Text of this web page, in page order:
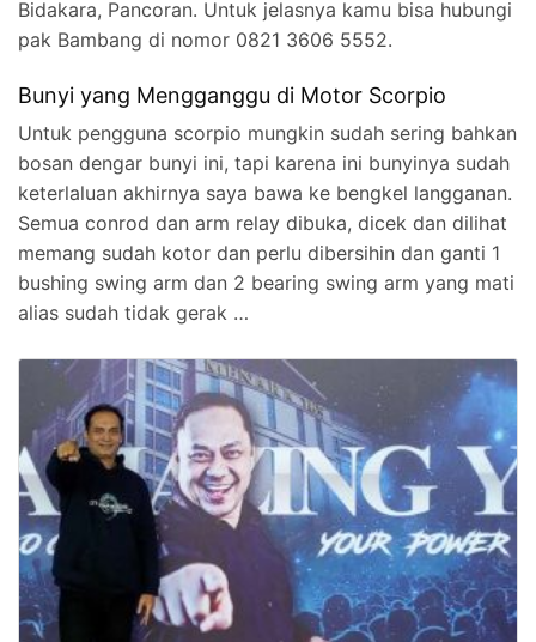
Bidakara, Pancoran. Untuk jelasnya kamu bisa hubungi
pak Bambang di nomor 0821 3606 5552.
Bunyi yang Mengganggu di Motor Scorpio
Untuk pengguna scorpio mungkin sudah sering bahkan
bosan dengar bunyi ini, tapi karena ini bunyinya sudah
keterlaluan akhirnya saya bawa ke bengkel langganan.
Semua conrod dan arm relay dibuka, dicek dan dilihat
memang sudah kotor dan perlu dibersihin dan ganti 1
bushing swing arm dan 2 bearing swing arm yang mati
alias sudah tidak gerak …